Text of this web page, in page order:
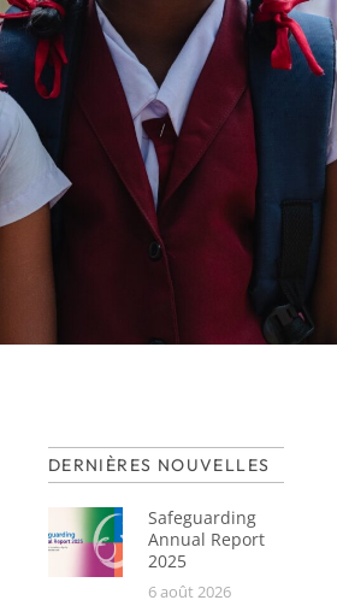
DERNIÈRES NOUVELLES
Safeguarding
Annual Report
2025
6 août 2026